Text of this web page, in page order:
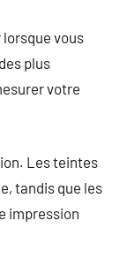
vous
plus
votre
Les teintes
tandis que les
impression